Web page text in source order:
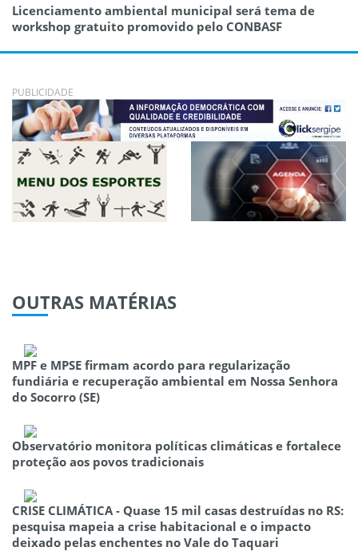
Licenciamento ambiental municipal será tema de
workshop gratuito promovido pelo CONBASF
PUBLICIDADE
OUTRAS MATÉRIAS
MPF e MPSE firmam acordo para regularização
fundiária e recuperação ambiental em Nossa Senhora
do Socorro (SE)
Observatório monitora políticas climáticas e fortalece
proteção aos povos tradicionais
CRISE CLIMÁTICA - Quase 15 mil casas destruídas no RS:
pesquisa mapeia a crise habitacional e o impacto
deixado pelas enchentes no Vale do Taquari